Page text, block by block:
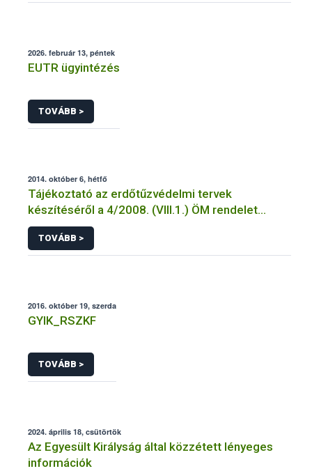
2026. február 13, péntek
EUTR ügyintézés
TOVÁBB >
2014. október 6, hétfő
Tájékoztató az erdőtűzvédelmi tervek
készítéséről a 4/2008. (VIII.1.) ÖM rendelet
előírásai alapján
TOVÁBB >
2016. október 19, szerda
GYIK_RSZKF
TOVÁBB >
2024. április 18, csütörtök
Az Egyesült Királyság által közzétett lényeges
információk